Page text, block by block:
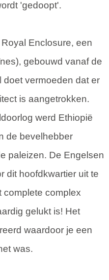
'gedoopt'.
Enclosure, een
gebouwd vanaf de
doet vermoeden dat er
is aangetrokken.
werd Ethiopië
de bevelhebber
paleizen. De Engelsen
dit hoofdkwartier uit te
complex
gelukt is! Het
waardoor je een
was.